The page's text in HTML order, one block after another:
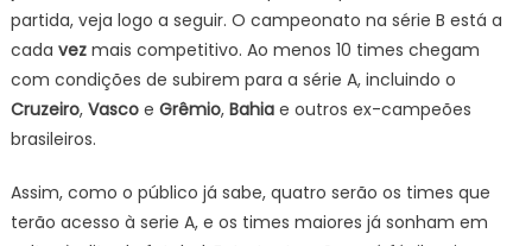
partida, veja logo a seguir. O campeonato na série B está a
cada vez mais competitivo. Ao menos 10 times chegam
com condições de subirem para a série A, incluindo o
Cruzeiro, Vascoe Grêmio, Bahiae outros ex-campeões
brasileiros.
Assim, como o público já sabe, quatro serão os times que
terão acesso à serie A, e os times maiores já sonham em